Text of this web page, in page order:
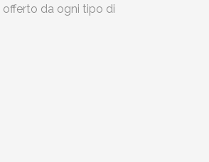
offerto da ogni tipo di